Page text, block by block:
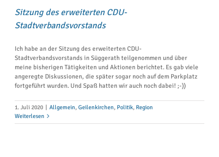
Sitzung des erweiterten CDU-
Stadtverbandsvorstands
Ich habe an der Sitzung des erweiterten CDU-
Stadtverbandsvorstands in Süggerath teilgenommen und über
meine bisherigen Tätigkeiten und Aktionen berichtet. Es gab viele
angeregte Diskussionen, die später sogar noch auf dem Parkplatz
fortgeführt wurden. Und Spaß hatten wir auch noch dabei! ;-))
1. Juli 2020 Allgemein, Geilenkirchen, Politik, Region
Weiterlesen